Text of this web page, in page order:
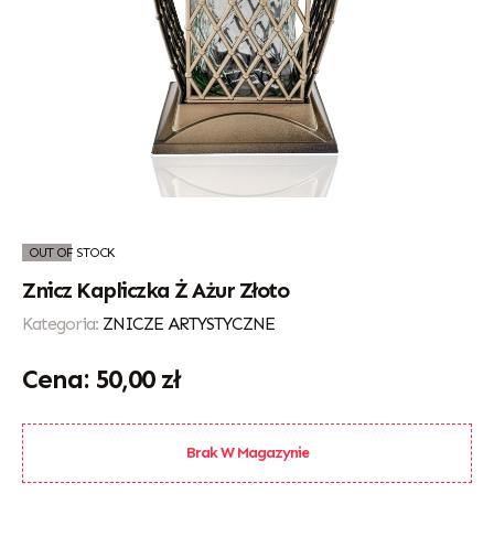
OUT OF STOCK
Znicz Kapliczka Ż Ażur Złoto
Kategoria: ZNICZE ARTYSTYCZNE
50,00 zł
Brak W Magazynie